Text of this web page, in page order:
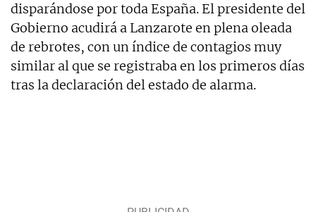
disparándose por toda España. El presidente del
Gobierno acudirá a Lanzarote en plena oleada
de rebrotes, con un índice de contagios muy
similar al que se registraba en los primeros días
tras la declaración del estado de alarma.